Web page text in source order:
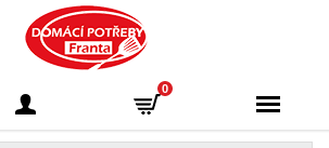
Franta - Příbram
0